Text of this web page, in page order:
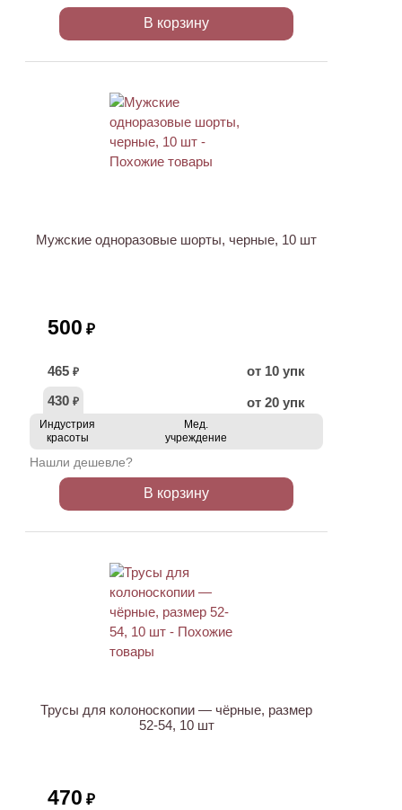
В корзину
Мужские одноразовые шорты, черные, 10 шт
500 ₽
465 ₽
от 10 упк
430 ₽ от 20 упк
Индустрия
красоты
Мед.
учреждение
Нашли дешевле?
В корзину
Трусы для колоноскопии — чёрные, размер
52-54, 10 шт
470 ₽